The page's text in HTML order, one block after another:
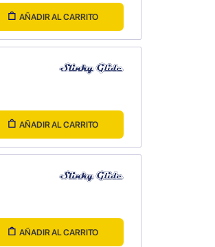
AÑADIR AL CARRITO
AÑADIR AL CARRITO
AÑADIR AL CARRITO